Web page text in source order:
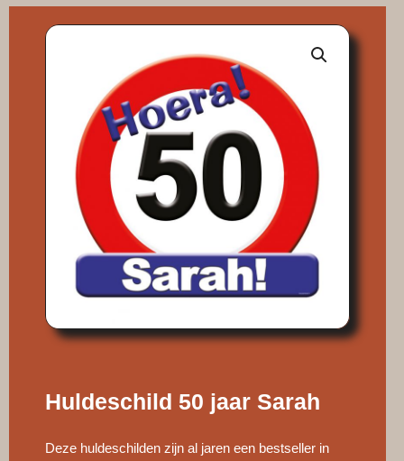
Huldeschild 50 jaar Sarah
Deze huldeschilden zijn al jaren een bestseller in